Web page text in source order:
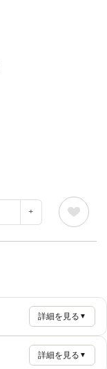
詳細を見る ▼
詳細を見る ▼